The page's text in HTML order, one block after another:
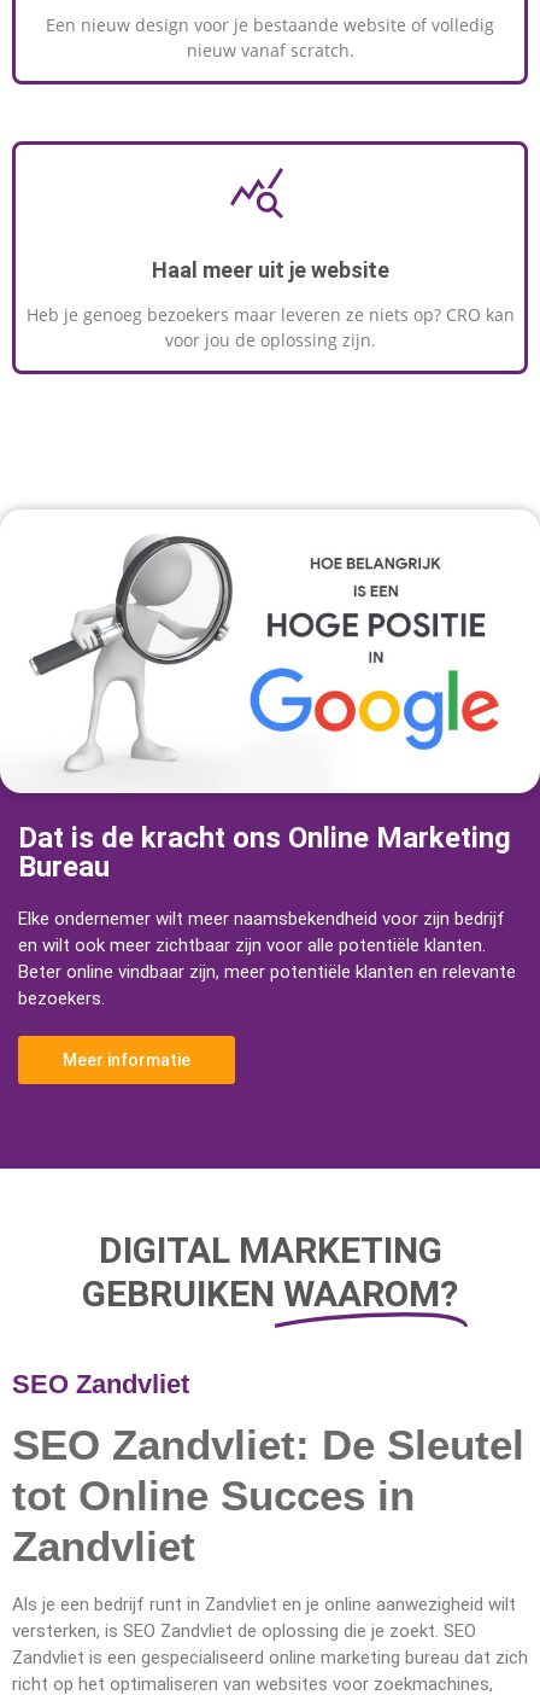
Een nieuw design voor je bestaande website of volledig
nieuw vanaf scratch.
Haal meer uit je website
Heb je genoeg bezoekers maar leveren ze niets op? CRO kan
voor jou de oplossing zijn.
Dat is de kracht ons Online Marketing
Bureau
Elke ondernemer wilt meer naamsbekendheid voor zijn bedrijf
en wilt ook meer zichtbaar zijn voor alle potentiële klanten.
Beter online vindbaar zijn, meer potentiële klanten en relevante
bezoekers.
Meer informatie
DIGITAL MARKETING
GEBRUIKEN WAAROM?
SEO Zandvliet
SEO Zandvliet: De Sleutel
tot Online Succes in
Zandvliet
Als je een bedrijf runt in Zandvliet en je online aanwezigheid wilt
versterken, is SEO Zandvliet de oplossing die je zoekt. SEO
Zandvliet is een gespecialiseerd online marketing bureau dat zich
richt op het optimaliseren van websites voor zoekmachines,